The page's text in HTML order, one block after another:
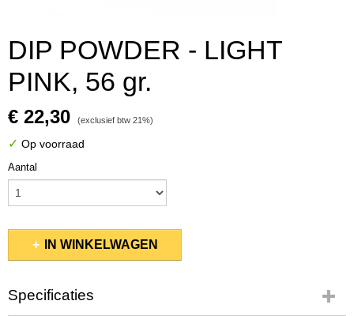
DIP POWDER - LIGHT
PINK, 56 gr.
€ 22,30 (exclusief btw 21%)
✓ Op voorraad
Aantal
IN WINKELWAGEN
Specificaties